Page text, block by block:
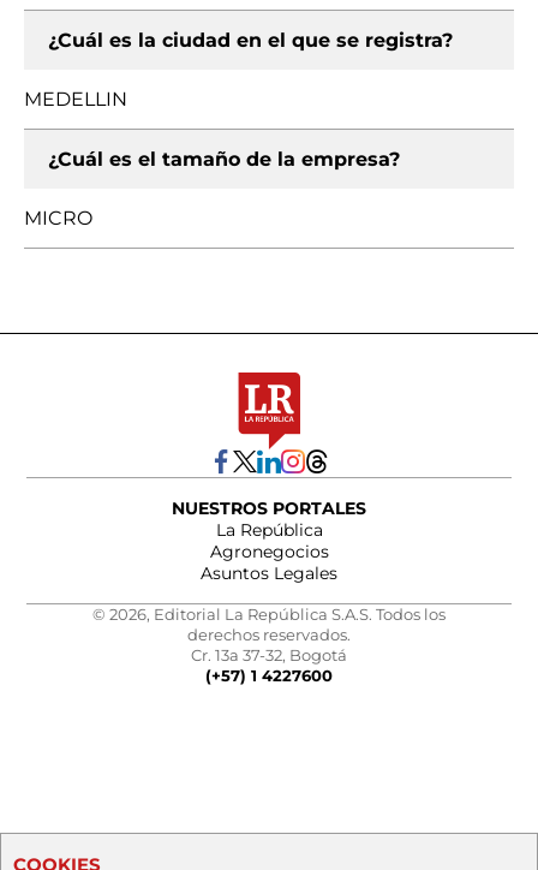
¿Cuál es la ciudad en el que se registra?
MEDELLIN
¿Cuál es el tamaño de la empresa?
MICRO
NUESTROS PORTALES
La República
Agronegocios
Asuntos Legales
© 2026, Editorial La República S.A.S. Todos los
derechos reservados.
Cr. 13a 37-32, Bogotá
(+57) 1 4227600
COOKIES